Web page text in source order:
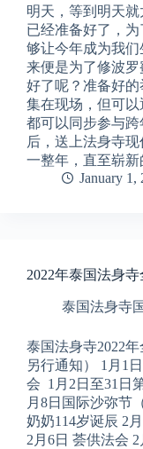
明天，等到明天
已经准备好了，
够让今年成为我
来便是为了修波
好了呢？准备好
集在现场，但可以
都可以同步参与
后，送上法身寺
一整年，直至崭
January 1,
2022年泰国法身
泰国法身寺
泰国法身寺2022
另行通知） 1月1
会 1月2日至31日
月8日国际沙弥节
奶奶114岁诞辰 2
2月6日 荟供法会